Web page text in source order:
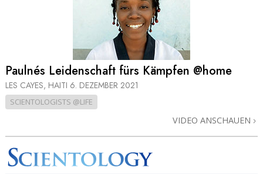
Paulnés Leidenschaft fürs Kämpfen @home
LES CAYES, HAITI 6. DEZEMBER 2021
SCIENTOLOGISTS @LIFE
VIDEO ANSCHAUEN